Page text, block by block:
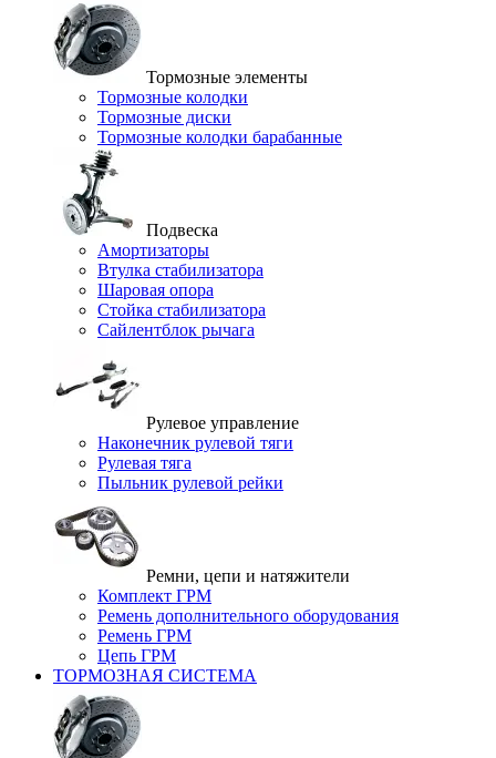
Тормозные элементы
Тормозные колодки
Тормозные диски
Тормозные колодки барабанные
Подвеска
Амортизаторы
Втулка стабилизатора
Шаровая опора
Стойка стабилизатора
Сайлентблок рычага
Рулевое управление
Наконечник рулевой тяги
Рулевая тяга
Пыльник рулевой рейки
Ремни, цепи и натяжители
Комплект ГРМ
Ремень дополнительного оборудования
Ремень ГРМ
Цепь ГРМ
ТОРМОЗНАЯ СИСТЕМА